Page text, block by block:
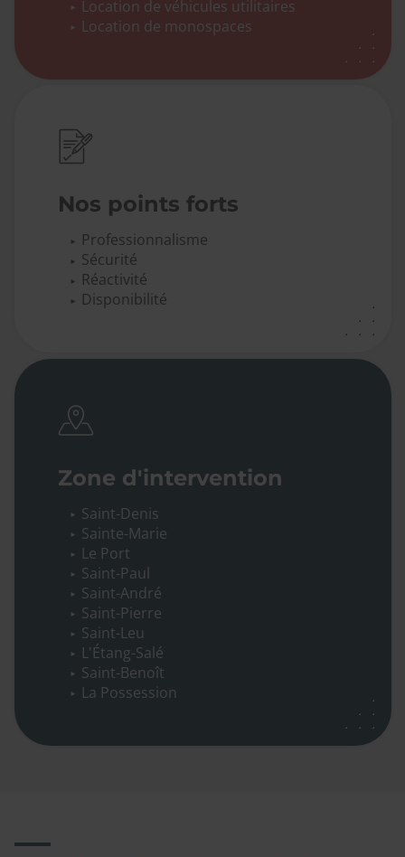
Location de véhicules utilitaires
Location de monospaces
Nos points forts
Professionnalisme
Sécurité
Réactivité
Disponibilité
Zone d'intervention
Saint-Denis
Sainte-Marie
Le Port
Saint-Paul
Saint-André
Saint-Pierre
Saint-Leu
L'Étang-Salé
Saint-Benoît
La Possession